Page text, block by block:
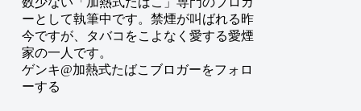
ーとして執筆中です。禁煙が叫ばれる昨
今ですが、タバコをこよなく愛する愛煙
家の一人です。
ゲンキ@加熱式たばこブロガーをフォロ
ーする